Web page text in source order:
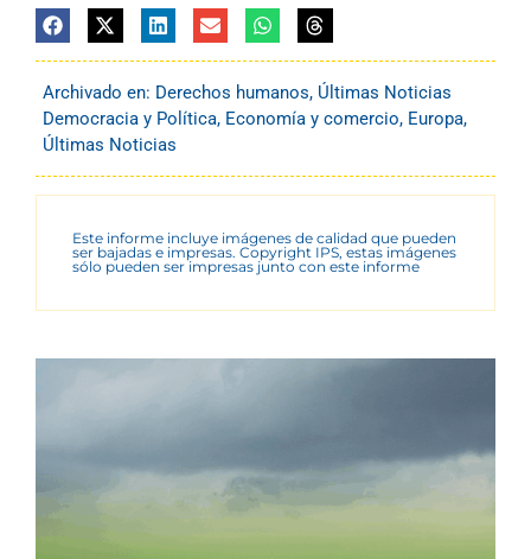
Archivado en: Derechos humanos, Últimas Noticias
Democracia y Política, Economía y comercio, Europa,
Últimas Noticias
Este informe incluye imágenes de calidad que pueden
ser bajadas e impresas. Copyright IPS, estas imágenes
sólo pueden ser impresas junto con este informe